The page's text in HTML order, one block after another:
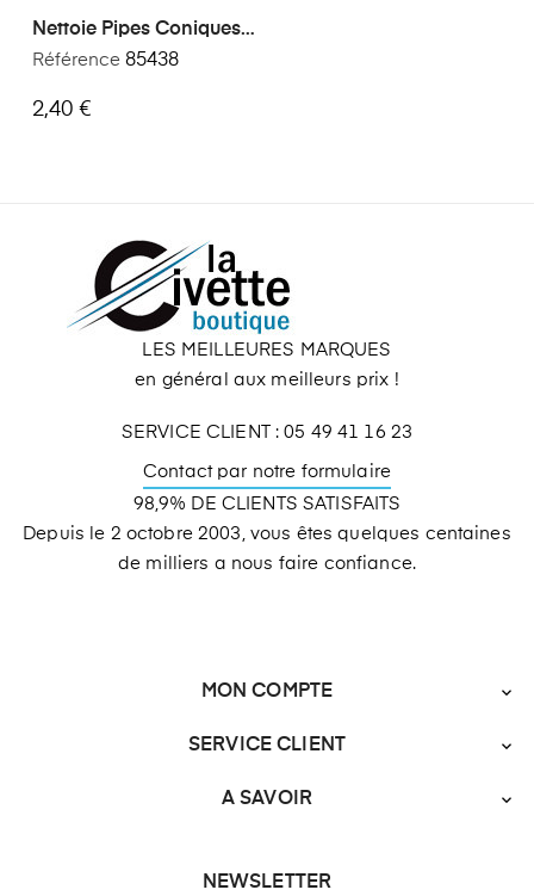
Nettoie Pipes Coniques
Et Abrasifs Chacom
Référence 85438
2,40 €
LES MEILLEURES MARQUES
en général aux meilleurs prix !
SERVICE CLIENT : 05 49 41 16 23
Contact par notre formulaire
98,9% DE CLIENTS SATISFAITS
Depuis le 2 octobre 2003, vous êtes quelques centaines
de milliers a nous faire confiance.
MON COMPTE 
SERVICE CLIENT 
A SAVOIR 
NEWSLETTER